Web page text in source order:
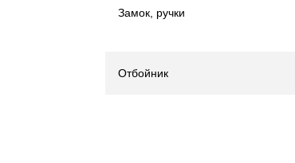
Замок, ручки
Отбойник